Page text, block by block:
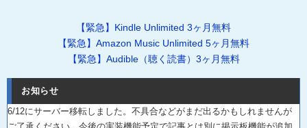
【緊急】Kindle Unlimited 3ヶ月無料
【緊急】Amazon Music Unlimited 5ヶ月無料
【緊急】Audible（聴く読書）3ヶ月無料
お知らせ
6/12にサーバー移転しました。不具合などがまだ出るかもしれませんが